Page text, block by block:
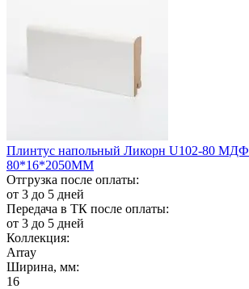
Плинтус напольный Ликорн U102-80 МДФ
80*16*2050ММ
Отгрузка после оплаты:
от 3 до 5 дней
Передача в ТК после оплаты:
от 3 до 5 дней
Коллекция:
Array
Ширина, мм:
16